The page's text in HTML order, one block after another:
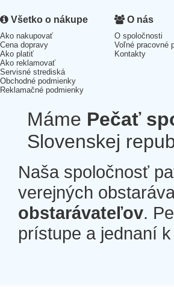
Všetko o nákupe
Ako nakupovať
Cena dopravy
Ako platiť
Ako reklamovať
Servisné strediská
Obchodné podmienky
Reklamačné podmienky
O nás
O spoločnosti
Voľné pracovné
Kontakty
Máme Pečať
Slovenskej
Naša spoločnosť
verejných
obstarávateľov.
prístupe a jednaní